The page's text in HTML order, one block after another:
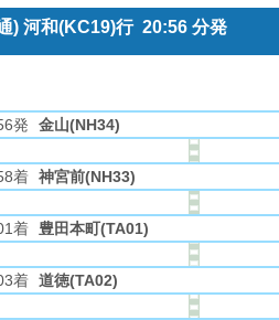
) 河和(KC19)行 20:56 分発
発 金山(NH34)
着 神宮前(NH33)
着 豊田本町(TA01)
着 道徳(TA02)